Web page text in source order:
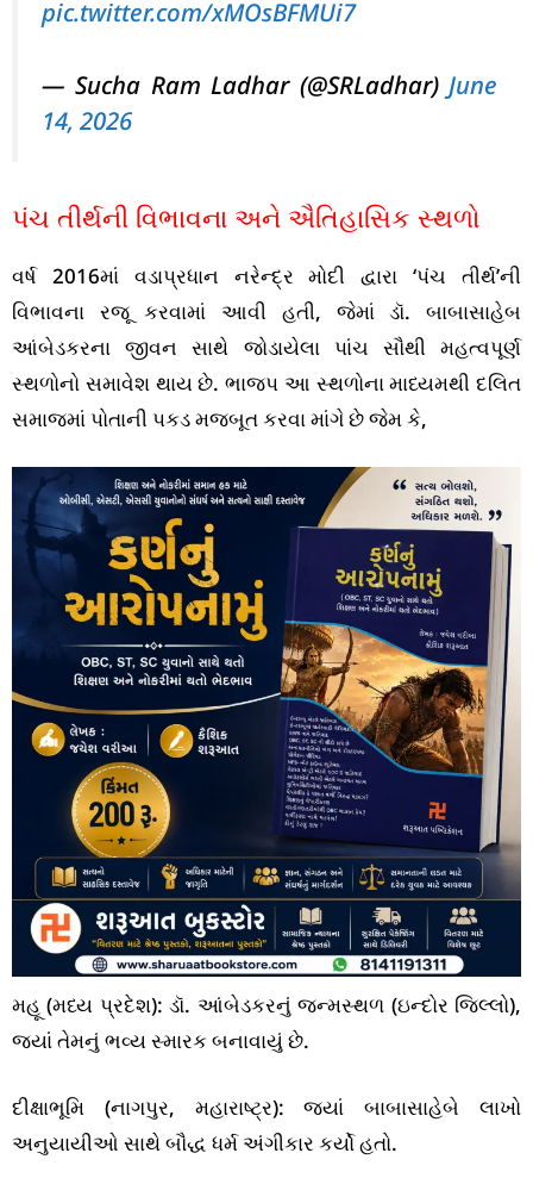
pic.twitter.com/xMOsBFMUi7
— Sucha Ram Ladhar (@SRLadhar) June
14, 2026
પંચ તીર્થની વિભાવના અને ઐતિહાસિક સ્થળો
વર્ષ 2016માં વડાપ્રધાન નરેન્દ્ર મોદી દ્વારા ‘પંચ તીર્થ’ની
વિભાવના રજૂ કરવામાં આવી હતી, જેમાં ડૉ. બાબાસાહેબ
આંબેડકરના જીવન સાથે જોડાયેલા પાંચ સૌથી મહત્વપૂર્ણ
સ્થળોનો સમાવેશ થાય છે. ભાજપ આ સ્થળોના માધ્યમથી દલિત
સમાજમાં પોતાની પકડ મજબૂત કરવા માંગે છે જેમ કે,
મહૂ (મધ્ય પ્રદેશ): ડૉ. આંબેડકરનું જન્મસ્થળ (ઇન્દોર જિલ્લો),
જ્યાં તેમનું ભવ્ય સ્મારક બનાવાયું છે.
દીક્ષાભૂમિ (નાગપુર, મહારાષ્ટ્ર): જ્યાં બાબાસાહેબે લાખો
અનુયાયીઓ સાથે બૌદ્ધ ધર્મ અંગીકાર કર્યો હતો.